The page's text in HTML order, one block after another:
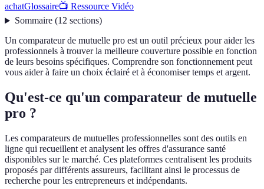
achatGlossaire📺 Ressource Vidéo
Sommaire(12 sections)
Un comparateur de mutuelle pro est un outil précieux pour aider les
professionnels à trouver la meilleure couverture possible en fonction
de leurs besoins spécifiques. Comprendre son fonctionnement peut
vous aider à faire un choix éclairé et à économiser temps et argent.
Qu'est-ce qu'un comparateur de mutuelle
pro ?
Les comparateurs de mutuelles professionnelles sont des outils en
ligne qui recueillent et analysent les offres d'assurance santé
disponibles sur le marché. Ces plateformes centralisent les produits
proposés par différents assureurs, facilitant ainsi le processus de
recherche pour les entrepreneurs et indépendants.